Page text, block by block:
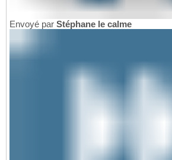
Envoyé par Stéphane le calme